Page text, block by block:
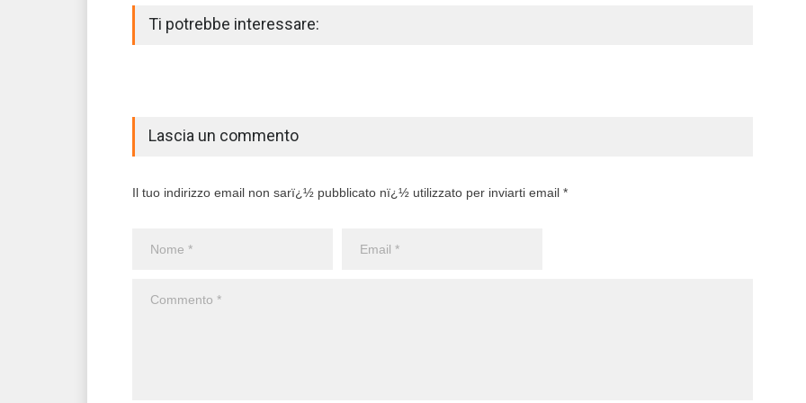
Ti potrebbe interessare:
Lascia un commento
Il tuo indirizzo email non sarï¿½ pubblicato nï¿½ utilizzato per inviarti email *